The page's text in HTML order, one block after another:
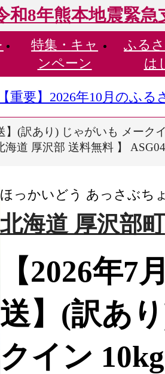
和8年熊本地震緊急
特集・ キャ
ンペーン
ふる
は
【重要】2026年10月のふ
】(訳あり) じゃがいも メー
道 厚沢部 送料無料 】
ほっかいどう あっさぶち
北海道 厚沢部町
【2026年7
送】(訳あ
クイン